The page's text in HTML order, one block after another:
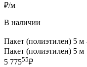
₽/м
В наличии
Пакет (полиэтилен) 5
Пакет (полиэтилен) 5 м
5 77555₽